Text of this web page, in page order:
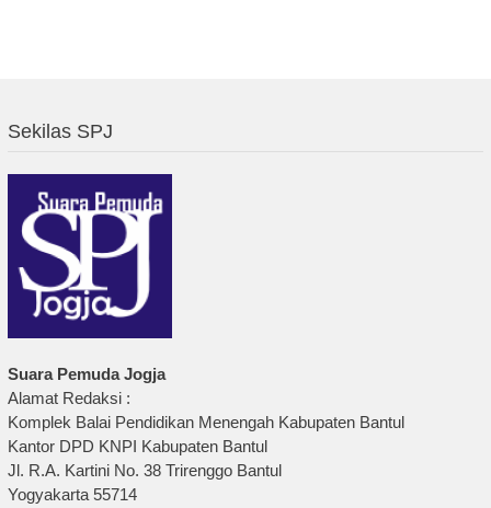
Sekilas SPJ
Suara Pemuda Jogja
Alamat Redaksi :
Komplek Balai Pendidikan Menengah Kabupaten Bantul
Kantor DPD KNPI Kabupaten Bantul
Jl. R.A. Kartini No. 38 Trirenggo Bantul
Yogyakarta 55714